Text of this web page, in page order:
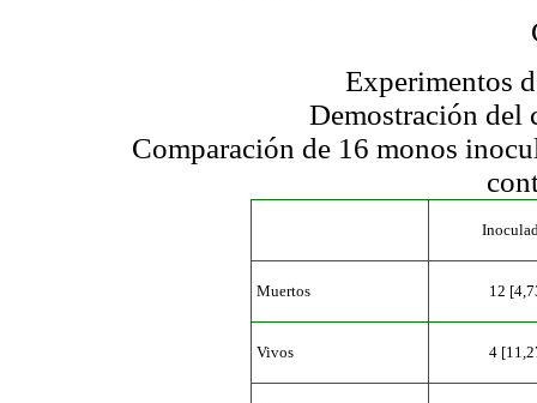
Experimentos
Demostración del
Comparación de 16 monos
Muertos 12
Vivos 4